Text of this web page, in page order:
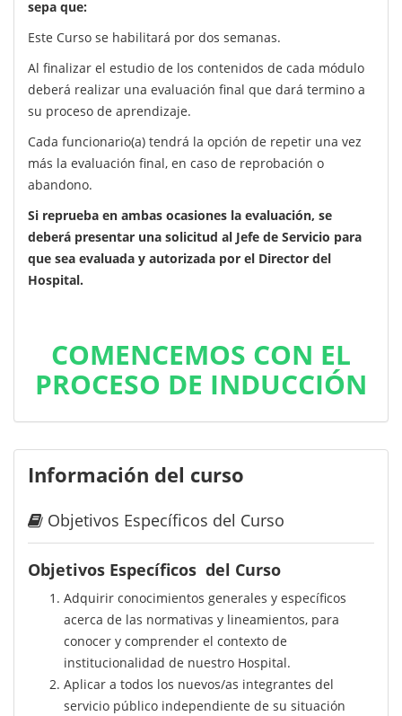
sepa que:
Este Curso se habilitará por dos semanas.
Al finalizar el estudio de los contenidos de cada módulo
deberá realizar una evaluación final que dará termino a
su proceso de aprendizaje.
Cada funcionario(a) tendrá la opción de repetir una vez
más la evaluación final, en caso de reprobación o
abandono.
Si reprueba en ambas ocasiones la evaluación, se
deberá presentar una solicitud al Jefe de Servicio para
que sea evaluada y autorizada por el Director del
Hospital.
COMENCEMOS CON EL
PROCESO DE INDUCCIÓN
Información del curso
Objetivos Específicos del Curso
Objetivos Específicos del Curso
Adquirir conocimientos generales y específicos
acerca de las normativas y lineamientos, para
conocer y comprender el contexto de
institucionalidad de nuestro Hospital.
Aplicar a todos los nuevos/as integrantes del
servicio público independiente de su situación